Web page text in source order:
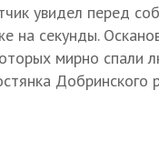
увидел перед
на секунды.
мирно спали
Добринского